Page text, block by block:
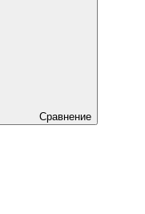
Сравнение